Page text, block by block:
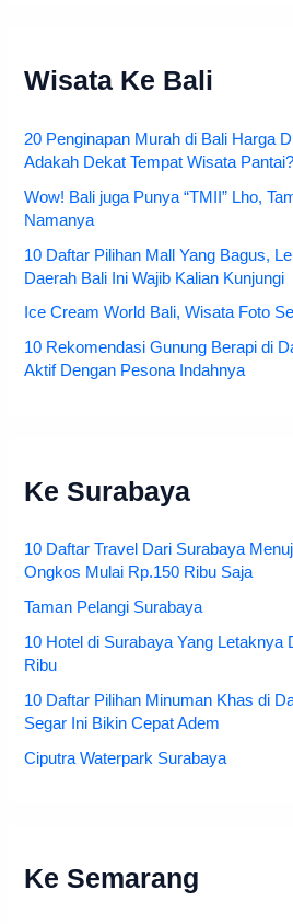
Wisata Ke Bali
20 Penginapan Murah di Bali Harga
Adakah Dekat Tempat Wisata Pantai?
Wow! Bali juga Punya “TMII” Lho,
Namanya
10 Daftar Pilihan Mall Yang Bagus,
Daerah Bali Ini Wajib Kalian Kunjungi
Ice Cream World Bali, Wisata Foto
10 Rekomendasi Gunung Berapi di
Aktif Dengan Pesona Indahnya
Ke Surabaya
10 Daftar Travel Dari Surabaya
Ongkos Mulai Rp.150 Ribu Saja
Taman Pelangi Surabaya
10 Hotel di Surabaya Yang Letaknya
Ribu
10 Daftar Pilihan Minuman Khas di
Segar Ini Bikin Cepat Adem
Ciputra Waterpark Surabaya
Ke Semarang